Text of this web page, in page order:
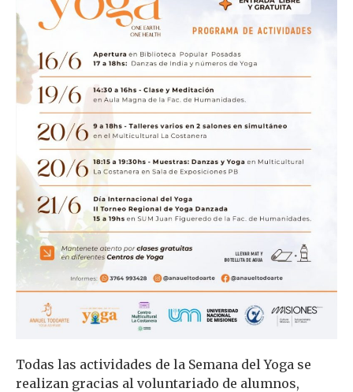
Todas las actividades de la Semana del Yoga se
realizan gracias al voluntariado de alumnos,